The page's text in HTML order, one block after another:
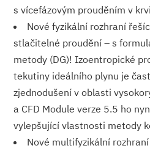
s vícefázovým prouděním v krvi
Nové fyzikální rozhraní
stlačitelné proudění – s
metody (DG)! Izoentropické
tekutiny ideálního plynu je
zjednodušení v oblasti
a CFD Module verze 5.5 ho
vylepšující vlastnosti metody
Nové multifyzikální